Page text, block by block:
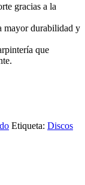
gracias a la
mayor durabilidad y
que
Etiqueta: Discos